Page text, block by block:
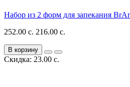
Набор из 2 форм для запекания
252.00 с. 216.00 с.
В корзину
Скидка: 23.00 с.